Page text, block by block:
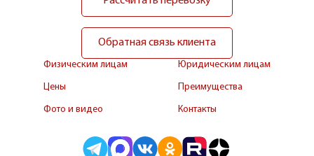
Физическим лицам Юридическим лицам
Цены Преимущества
Фото и видео Контакты
Обратная связь клиента